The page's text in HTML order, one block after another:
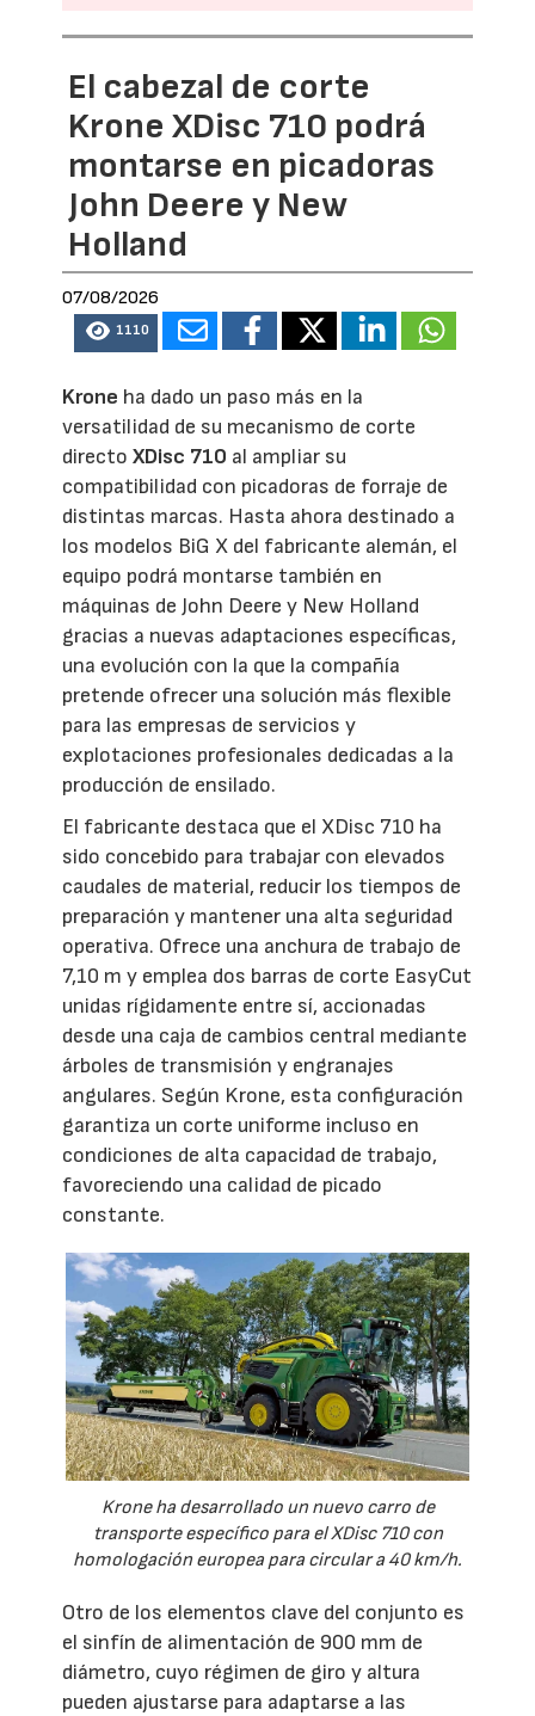
El cabezal de corte
Krone XDisc 710 podrá
montarse en picadoras
John Deere y New
Holland
07/08/2026
1110
Krone ha dado un paso más en la
versatilidad de su mecanismo de corte
directoXDisc 710 al ampliar su
compatibilidad con picadoras de forraje de
distintas marcas. Hasta ahora destinado a
los modelos BiG X del fabricante alemán, el
equipo podrá montarse también en
máquinas de John Deere y New Holland
gracias a nuevas adaptaciones específicas,
una evolución con la que la compañía
pretende ofrecer una solución más flexible
para las empresas de servicios y
explotaciones profesionales dedicadas a la
producción de ensilado.
El fabricante destaca que el XDisc 710 ha
sido concebido para trabajar con elevados
caudales de material, reducir los tiempos de
preparación y mantener una alta seguridad
operativa. Ofrece una anchura de trabajo de
7,10 m y emplea dos barras de corte EasyCut
unidas rígidamente entre sí, accionadas
desde una caja de cambios central mediante
árboles de transmisión y engranajes
angulares. Según Krone, esta configuración
garantiza un corte uniforme incluso en
condiciones de alta capacidad de trabajo,
favoreciendo una calidad de picado
constante.
Krone ha desarrollado un nuevo carro de
transporte específico para el XDisc 710 con
homologación europea para circular a 40 km/h.
Otro de los elementos clave del conjunto es
el sinfín de alimentación de 900 mm de
diámetro, cuyo régimen de giro y altura
pueden ajustarse para adaptarse a las